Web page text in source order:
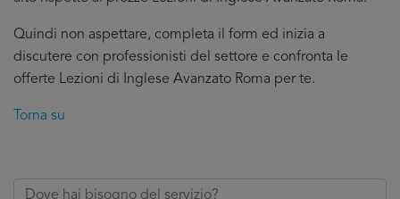
Quindi non aspettare, completa il form ed inizia a
discutere con professionisti del settore e confronta le
offerte Lezioni di Inglese Avanzato Roma per te.
Torna su